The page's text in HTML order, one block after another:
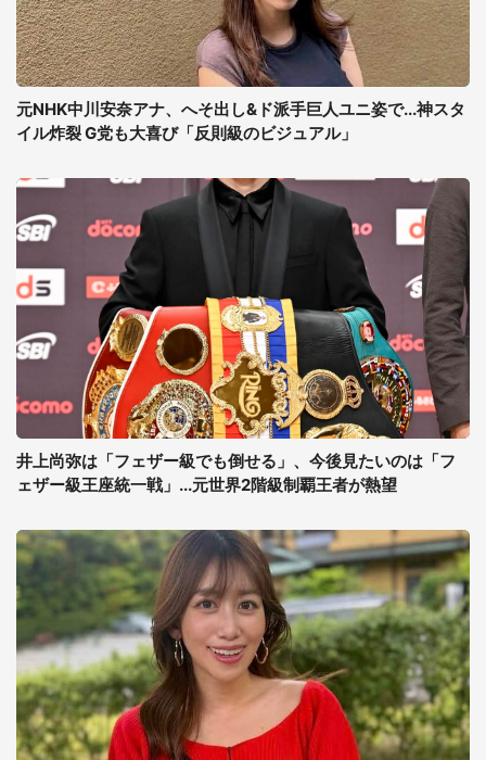
元NHK中川安奈アナ、へそ出し&ド派手巨人ユニ姿で...神スタ
イル炸裂 G党も大喜び「反則級のビジュアル」
井上尚弥は「フェザー級でも倒せる」、今後見たいのは「フ
ェザー級王座統一戦」...元世界2階級制覇王者が熱望